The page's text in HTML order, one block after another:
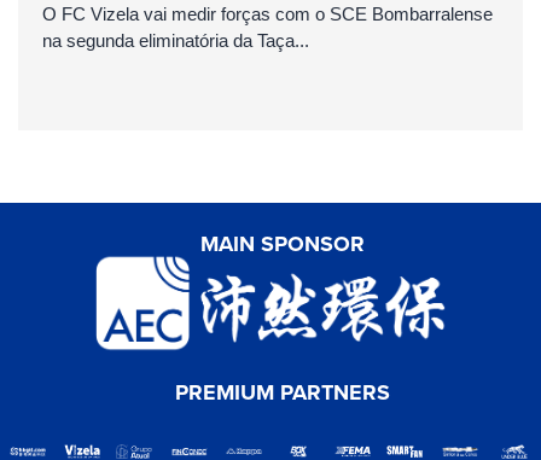
O FC Vizela vai medir forças com o SCE Bombarralense
na segunda eliminatória da Taça...
MAIN SPONSOR
PREMIUM PARTNERS